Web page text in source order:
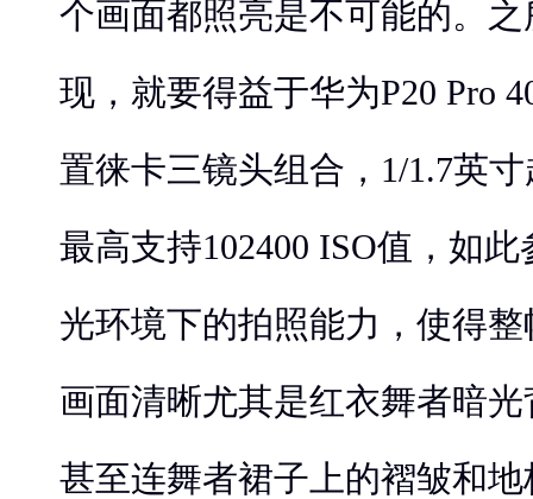
个画面都照亮是不可能的。
现，就要得益于华为P20 Pro
置徕卡三镜头组合，1/1.7英
最高支持102400 ISO值，如
光环境下的拍照能力，使得
画面清晰尤其是红衣舞者暗
甚至连舞者裙子上的褶皱和